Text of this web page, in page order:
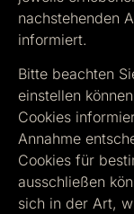
nachstehenden
informiert.
Bitte beachten
einstellen
Cookies
Annahme
Cookies für
ausschließen
sich in der Art,